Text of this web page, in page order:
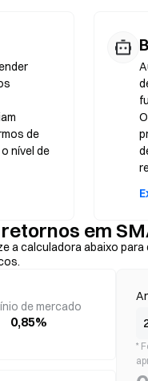
de
nível de
em
a calculadora abaixo
de mercado
0,85%
*